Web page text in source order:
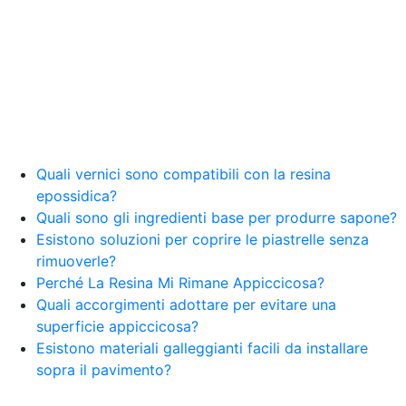
bicomponente plastica Bicomponente
trasparente Pasta bicomponente per metalli
Epossidica bicomponente Bicomponente
epossidico Colle bicomponenti Epossidica
significato Epossidico significato Polietilene telo
Smalto epossidico Colla epossidica legno Colla
epossidica per plastica Collanti epossidici Colla
bicomponente per plastica Cariche per Epossidici
Cariche Epossidiche Adesivo bicomponente
epossidico Colla bicomponente epossidica
Pavimento epossidico Acquista Glitter Epossidico
Applicazioni di Epossidici Colle epossidiche
Quali vernici sono compatibili con la resina
epossidica?
Quali sono gli ingredienti base per produrre sapone?
Esistono soluzioni per coprire le piastrelle senza
rimuoverle?
Perché La Resina Mi Rimane Appiccicosa?
Quali accorgimenti adottare per evitare una
superficie appiccicosa?
Esistono materiali galleggianti facili da installare
sopra il pavimento?